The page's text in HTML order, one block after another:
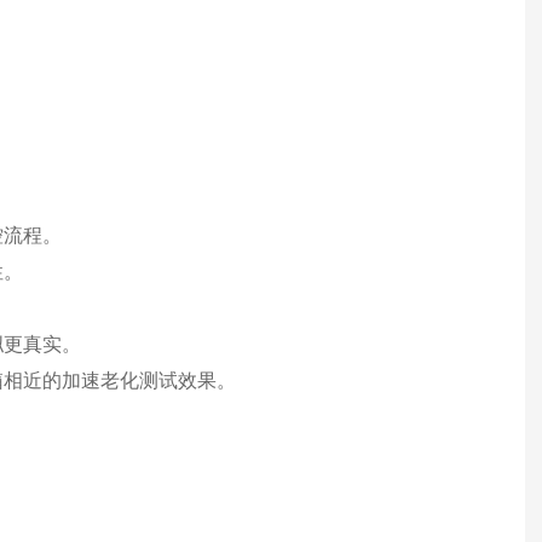
程。
真实。
近的加速老化测试效果。